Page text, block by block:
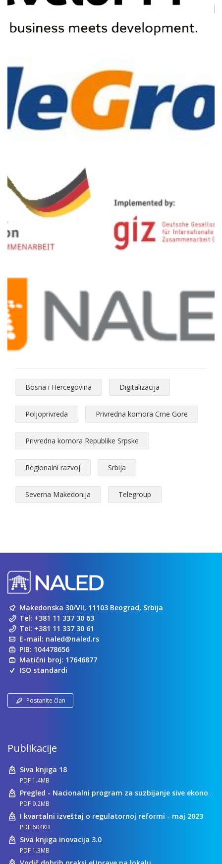
Bosna i Hercegovina Digitalizacija
Poljoprivreda Privredna komora Crne Gore
Privredna komora Republike Srpske
Regionalni razvoj Srbija
Severna Makedonija Telegroup
Makedonska 30/VII, 11103 Beograd, Srbija
Tel: +381 11 337 30 63
Tel: +381 11 337 30 61
E-mail: naled@naled.rs
PIB: 104478656
Matični broj: 17646877
ISO standardi
Postanite član
Publikacije
Siva knjiga 18
PDF 1.4MB
Pregled - Nacionalni program za suzbijanje sive ekonomije
PDF 9.2MB
I kvartalni izveštaj o regulatornoj reformi - maj 2023
PDF 604KB
Siva knjiga inovacija 3.0
PDF 1.3MB